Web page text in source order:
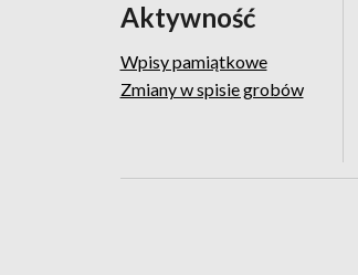
Aktywność
Wpisy pamiątkowe
Zmiany w spisie grobów